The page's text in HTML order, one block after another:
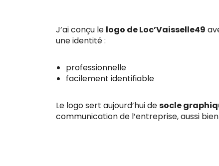
J’ai conçu le logo de Loc’Vaisselle49
une identité :
professionnelle
facilement identifiable
Le logo sert aujourd’hui desocle
communication de l’entreprise, aussi